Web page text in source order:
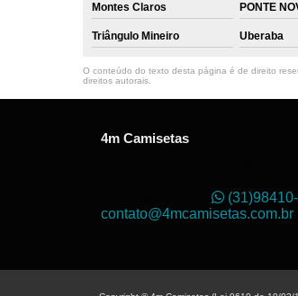
Montes Claros PONTE
Triângulo Mineiro Uberaba
O conteúdo do texto desta página é de direito
direitos autorais
4m Camisetas
contato@4mcamisetas.com.br